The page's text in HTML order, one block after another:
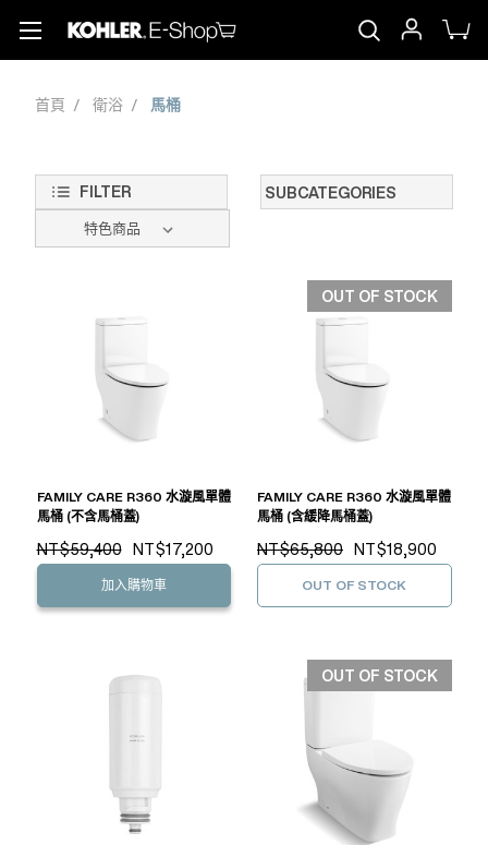
首頁 衛浴 馬桶
FILTER SUBCATEGORIES
FAMILY CARE R360 水漩風單體
馬桶 (不含馬桶蓋)
NT$59,400 NT$17,200
加入購物車
OUT OF STOCK
FAMILY CARE R360 水漩風單體
馬桶 (含緩降馬桶蓋)
NT$65,800 NT$18,900
OUT OF STOCK
OUT OF STOCK